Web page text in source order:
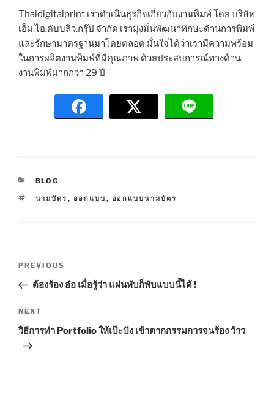
Thaidigitalprint เราดำเนินธุรกิจเกี่ยวกับงานพิมพ์ โดย บริษัท
เอ็ม.ไอ.ดับบลิว.กรุ๊ป จำกัด เรามุ่งมั่นพัฒนาทักษะด้านการพิมพ์
และรักษามาตรฐานมาโดยตลอด มั่นใจได้ว่าเรามีความพร้อม
ในการผลิตงานพิมพ์ที่มีคุณภาพ ด้วยประสบการณ์ทางด้าน
งานพิมพ์มากกว่า 29 ปี
C
T
E
S
BLOG
T
นามบัตร , ออกแบบ , ออกแบบนามบัตร
s
t
n
a
P
r
v
i
PREVIOUS
ต้องร้อง อ๋อ เมื่อรู้ว่า แผ่นพับก็พับแบบนี้ได้ !
N
e
NEXT
วิธีการทำ Portfolio ให้เป๊ะปัง เข้าตากกรรมการจนร้อง ว้าว